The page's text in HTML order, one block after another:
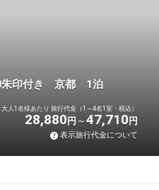
朱印付き 京都 1泊
大人1名様あたり 旅行代金（1～4名1室・税込）
28,880 円 47,710 円
表示旅行代金について